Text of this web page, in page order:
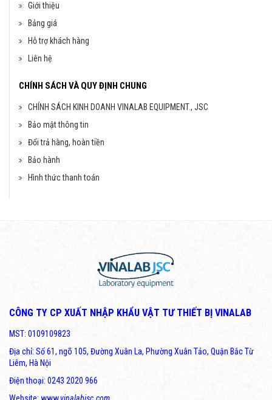
Giới thiệu
Bảng giá
Hỗ trợ khách hàng
Liên hệ
CHÍNH SÁCH VÀ QUY ĐỊNH CHUNG
CHÍNH SÁCH KINH DOANH VINALAB EQUIPMENT., JSC
Bảo mật thông tin
Đổi trả hàng, hoàn tiền
Bảo hành
Hình thức thanh toán
CÔNG TY CP XUẤT NHẬP KHẨU VẬT TƯ THIẾT BỊ VINALAB
MST: 0109109823
Địa chỉ: Số 61, ngõ 105, Đường Xuân La, Phường Xuân Tảo, Quận Bắc Từ
Liêm, Hà Nội
Điện thoại: 0243 2020 966